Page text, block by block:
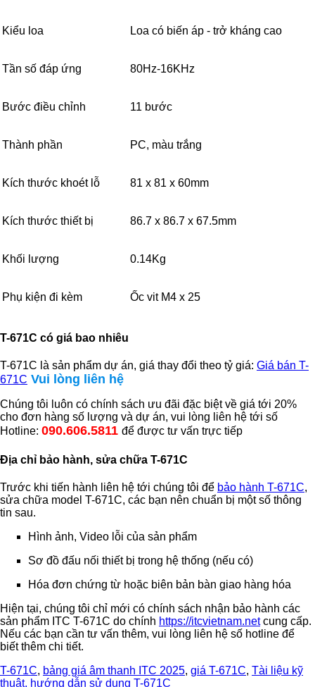
Kiểu loa Loa có biến áp - trở kháng cao
Tần số đáp ứng 80Hz-16KHz
Bước điều chỉnh 11 bước
Thành phần PC, màu trắng
Kích thước khoét lỗ 81 x 81 x 60mm
Kích thước thiết bị 86.7 x 86.7 x 67.5mm
Khối lượng 0.14Kg
Phụ kiện đi kèm Ốc vit M4 x 25
T-671C có giá bao nhiêu
T-671C là sản phẩm dự án, giá thay đổi theo tỷ giá: Giá bán T-
671C Vui lòng liên hệ
Chúng tôi luôn có chính sách ưu đãi đặc biệt về giá tới 20%
cho đơn hàng số lượng và dự án, vui lòng liên hệ tới số
Hotline: 090.606.5811 để được tư vấn trực tiếp
Địa chỉ bảo hành, sửa chữa T-671C
Trước khi tiến hành liên hệ tới chúng tôi để bảo hành T-671C,
sửa chữa model T-671C, các bạn nên chuẩn bị một số thông
tin sau.
Hình ảnh, Video lỗi của sản phẩm
Sơ đồ đấu nối thiết bị trong hệ thống (nếu có)
Hóa đơn chứng từ hoặc biên bản bàn giao hàng hóa
Hiện tại, chúng tôi chỉ mới có chính sách nhận bảo hành các
sản phẩm ITC T-671C do chính https://itcvietnam.netcung cấp.
Nếu các bạn cần tư vấn thêm, vui lòng liên hệ số hotline để
biết thêm chi tiết.
T-671C, bảng giá âm thanh ITC 2025, giá T-671C, Tài liệu kỹ
thuật, hướng dẫn sử dụng T-671C